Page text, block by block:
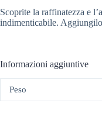
Scoprite la raffinatezza e
indimenticabile.
Informazioni aggiuntive
Peso